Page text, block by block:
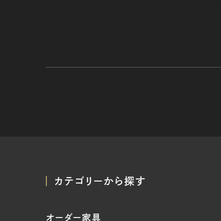
カテゴリーから探す
オーダー家具